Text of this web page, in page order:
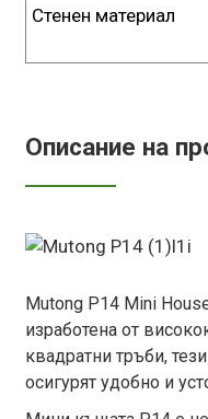
Стенен материал
Описание на
Mutong P14 Mini
изработена от
квадратни тръби,
осигурят удобно и